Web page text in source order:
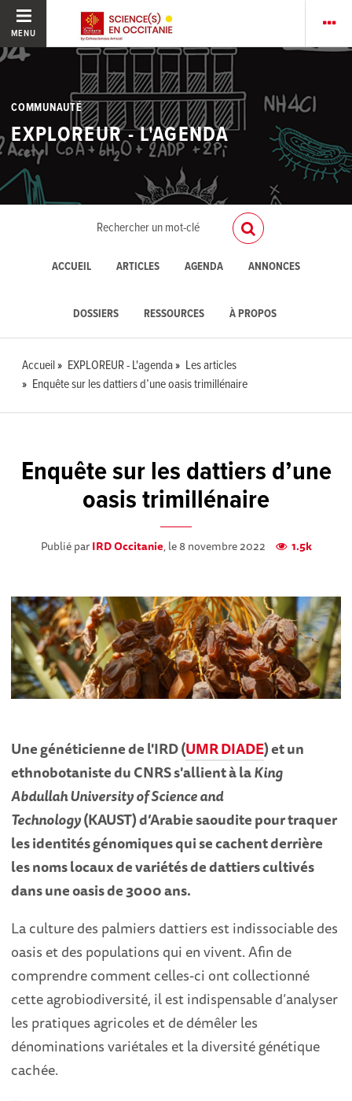
MENU
COMMUNAUTÉ
EXPLOREUR - L'AGENDA
ACCUEIL ARTICLES AGENDA ANNONCES
DOSSIERS RESSOURCES À PROPOS
Accueil EXPLOREUR - L'agenda
Les articles
Enquête sur les dattiers d’une oasis trimillénaire
Enquête sur les dattiers d’une
oasis trimillénaire
Publié parIRD Occitanie, le 8 novembre 2022 1.5k
Une généticienne de l'IRD (UMR DIADE) et un
ethnobotaniste du CNRS s'allient à laKing
Abdullah University of Science and
Technology(KAUST) d’Arabie saoudite pour traquer
les identités génomiques qui se cachent derrière
les noms locaux de variétés de dattiers cultivés
dans une oasis de 3000 ans.
La culture des palmiers dattiers est indissociable des
oasis et des populations qui en vivent. Afin de
comprendre comment celles-ci ont collectionné
cette agrobiodiversité, il est indispensable d’analyser
les pratiques agricoles et de démêler les
dénominations variétales et la diversité génétique
cachée.